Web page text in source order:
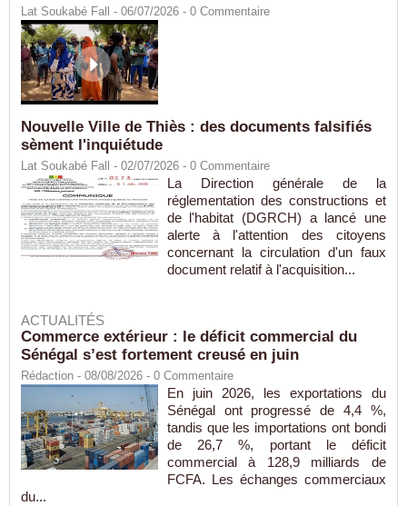
Lat Soukabé Fall - 06/07/2026 - 0 Commentaire
Nouvelle Ville de Thiès : des documents falsifiés
sèment l'inquiétude
Lat Soukabé Fall - 02/07/2026 - 0 Commentaire
La Direction générale de la
réglementation des constructions et
de l'habitat (DGRCH) a lancé une
alerte à l'attention des citoyens
concernant la circulation d'un faux
document relatif à l'acquisition...
ACTUALITÉS
Commerce extérieur : le déficit commercial du
Sénégal s’est fortement creusé en juin
Rédaction - 08/08/2026 - 0 Commentaire
En juin 2026, les exportations du
Sénégal ont progressé de 4,4 %,
tandis que les importations ont bondi
de 26,7 %, portant le déficit
commercial à 128,9 milliards de
FCFA. Les échanges commerciaux
du...